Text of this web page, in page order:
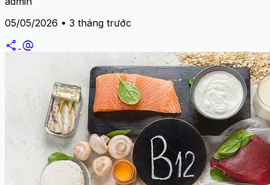
05/05/2026 • 3 tháng trước
share alternate_email